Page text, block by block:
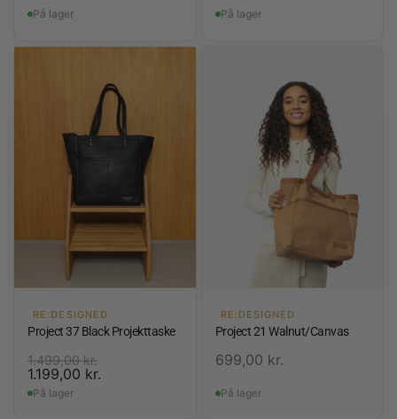
På lager På lager
RE:DESIGNED
Project 37 Black Projekttaske
1.499,00kr.
1.199,00 kr.
På lager
RE:DESIGNED
Project 21 Walnut/Canvas
699,00 kr.
På lager